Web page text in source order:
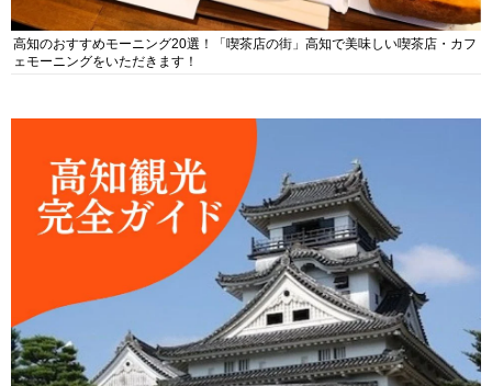
高知のおすすめモーニング20選！「喫茶店の街」高知で美味しい喫茶店・カフ
ェモーニングをいただきます！